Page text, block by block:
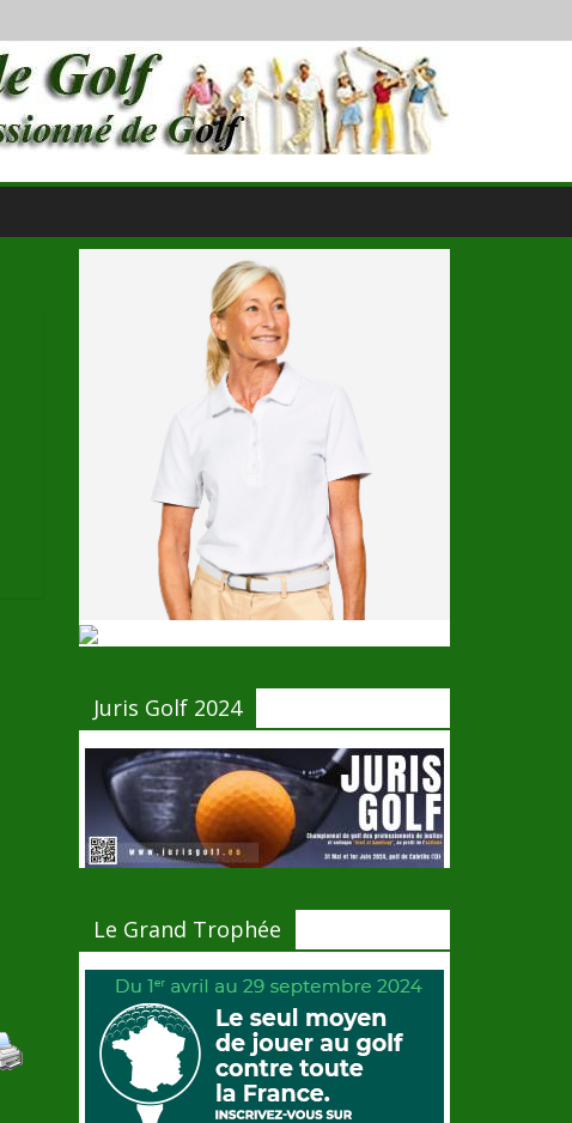
Juris Golf 2024
Le Grand Trophée